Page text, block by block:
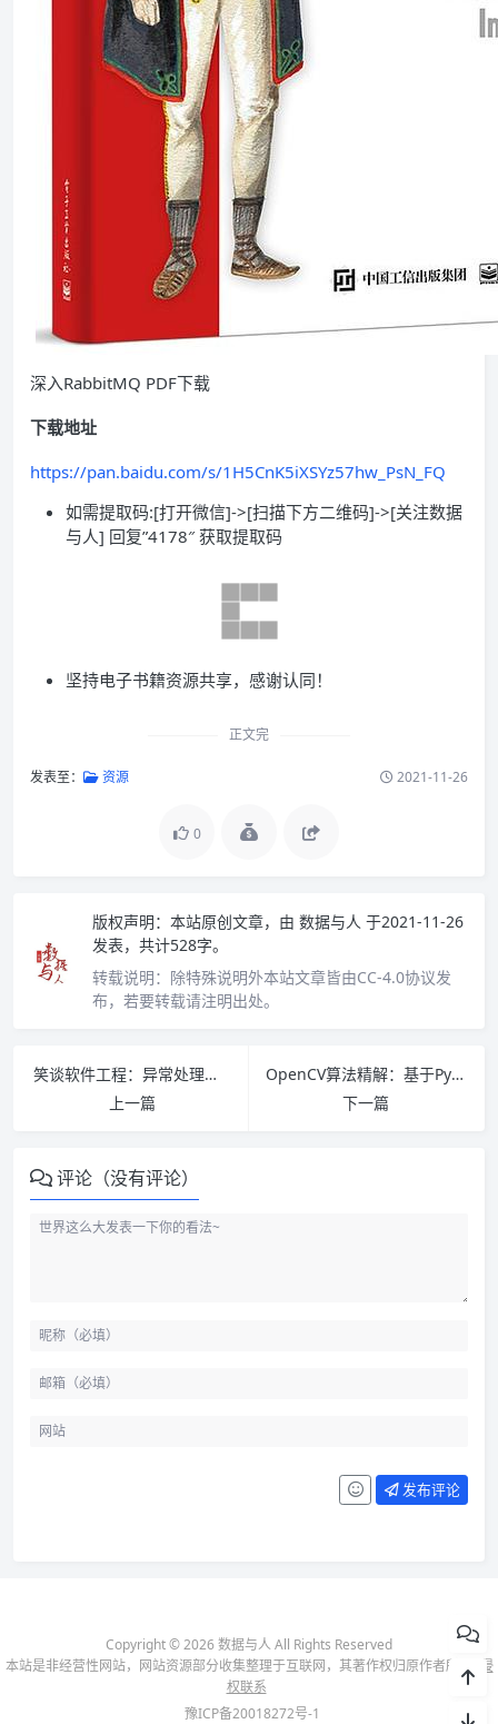
深入RabbitMQ PDF下载
下载地址
https://pan.baidu.com/s/1H5CnK5iXSYz57hw_PsN_FQ
如需提取码:[打开微信]->[扫描下方二维码]->[关注数据
与人] 回复”4178″ 获取提取码
坚持电子书籍资源共享，感谢认同！
正文完
发表至： 资源 2021-11-26
0
版权声明： 本站原创文章，由 数据与人 于2021-11-26
发表，共计528字。
转载说明： 除特殊说明外本站文章皆由CC-4.0协议发
布，若要转载请注明出处。
笑谈软件工程：异常处理的设计与重构 PDF下载
上一篇
OpenCV算法精解：基于Python与C++ 张平著 PDF下载
下一篇
评论（没有评论）
发布评论
Copyright © 2026 数据与人 All Rights Reserved
本站是非经营性网站，网站资源部分收集整理于互联网，其著作权归原作者所有-
侵
权联系
豫ICP备20018272号-1